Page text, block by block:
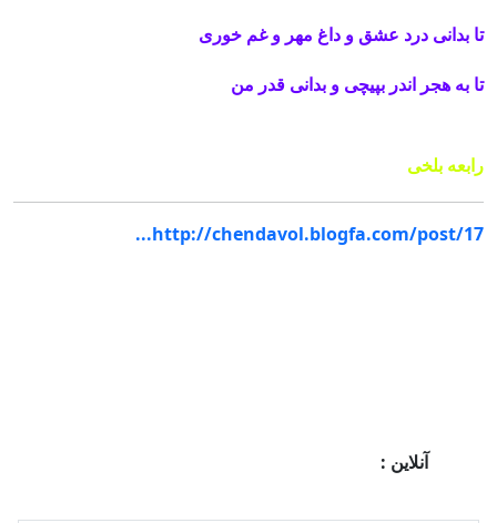
تا بدانی درد عشق و داغ مهر و غم‌ خوری
تا به هجر اندر بپیچی و بدانی قدر من
رابعه بلخی
آنلاین :
http://chendavol.blogfa.com/post/17...